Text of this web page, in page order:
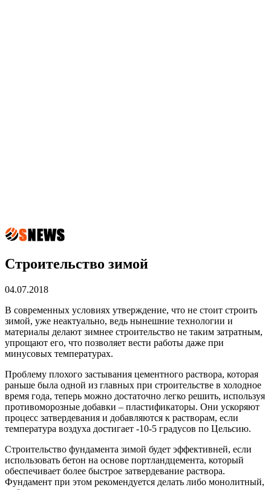
Строительство зимой
04.07.2018
В современных условиях утверждение, что не стоит строить
зимой, уже неактуально, ведь нынешние технологии и
материалы делают зимнее строительство не таким затратным,
упрощают его, что позволяет вести работы даже при
минусовых температурах.
Проблему плохого застывания цементного раствора, которая
раньше была одной из главных при строительстве в холодное
время года, теперь можно достаточно легко решить, используя
противоморозные добавки – пластификаторы. Они ускоряют
процесс затвердевания и добавляются к растворам, если
температура воздуха достигает -10-5 градусов по Цельсию.
Строительство фундамента зимой будет эффективней, если
использовать бетон на основе портландцемента, который
обеспечивает более быстрое затвердевание раствора.
Фундамент при этом рекомендуется делать либо монолитный,